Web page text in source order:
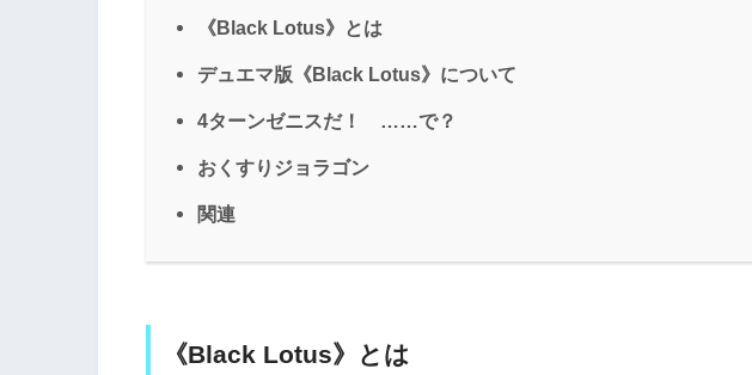
《Black Lotus》とは
デュエマ版《Black Lotus》について
4ターンゼニスだ！ ……で？
おくすりジョラゴン
関連
《Black Lotus》とは